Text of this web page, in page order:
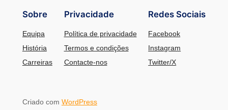
Sobre
Equipa
História
Carreiras
Privacidade
Política de privacidade
Termos e condições
Contacte-nos
Redes Sociais
Facebook
Instagram
Twitter/X
Criado com WordPress